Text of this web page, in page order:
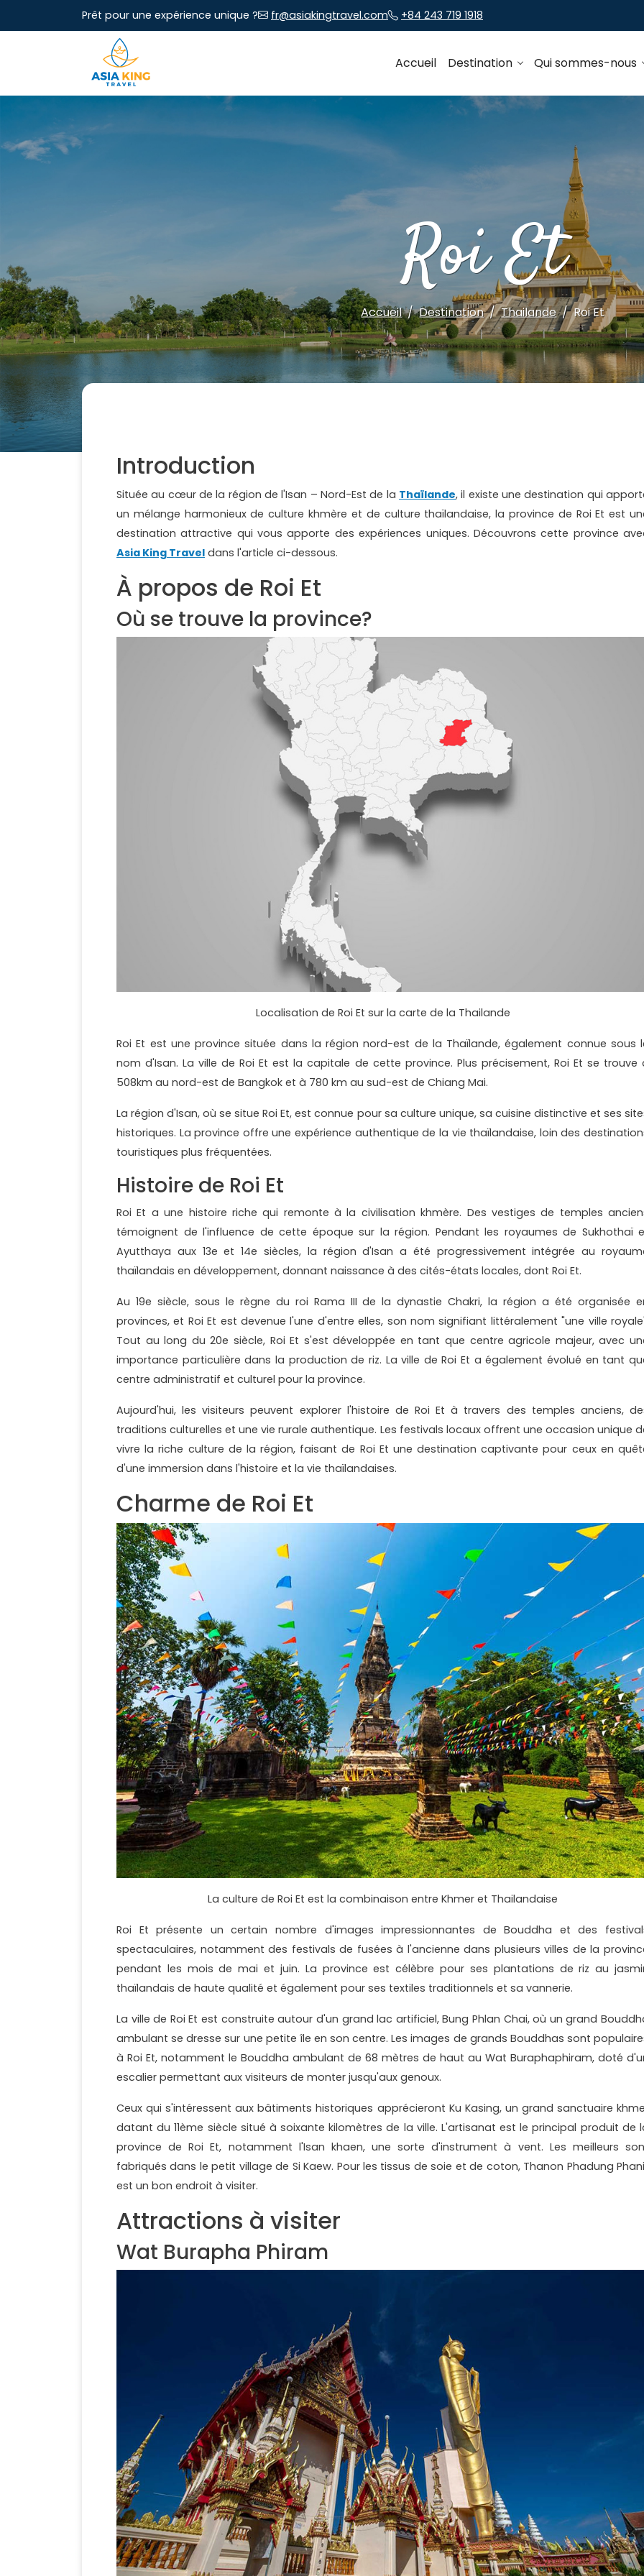
Prêt pour une expérience unique ? fr@asiakingtravel.com +84 243 719 1918
Accueil Destination Qui sommes-nous
Roi Et
Accueil Destination Thailande Roi Et
Introduction
Située au cœur de la région de l'Isan – Nord-Est de la Thaïlande, il existe une destination qui
un mélange harmonieux de culture khmère et de culture thaïlandaise, la province de Roi Et est
destination attractive qui vous apporte des expériences uniques. Découvrons cette province
Asia King Travel dans l'article ci-dessous.
À propos de Roi Et
Où se trouve la province?
Localisation de Roi Et sur la carte de la Thailande
Roi Et est une province située dans la région nord-est de la Thaïlande, également connue sous
nom d'Isan. La ville de Roi Et est la capitale de cette province. Plus précisement, Roi Et se trouve
508km au nord-est de Bangkok et à 780 km au sud-est de Chiang Mai.
La région d'Isan, où se situe Roi Et, est connue pour sa culture unique, sa cuisine distinctive et ses
historiques. La province offre une expérience authentique de la vie thaïlandaise, loin des
touristiques plus fréquentées.
Histoire de Roi Et
Roi Et a une histoire riche qui remonte à la civilisation khmère. Des vestiges de temples
témoignent de l'influence de cette époque sur la région. Pendant les royaumes de Sukhothaï
Ayutthaya aux 13e et 14e siècles, la région d'Isan a été progressivement intégrée au
thaïlandais en développement, donnant naissance à des cités-états locales, dont Roi Et.
Au 19e siècle, sous le règne du roi Rama III de la dynastie Chakri, la région a été organisée
provinces, et Roi Et est devenue l'une d'entre elles, son nom signifiant littéralement "une ville
Tout au long du 20e siècle, Roi Et s'est développée en tant que centre agricole majeur, avec
importance particulière dans la production de riz. La ville de Roi Et a également évolué en tant
centre administratif et culturel pour la province.
Aujourd'hui, les visiteurs peuvent explorer l'histoire de Roi Et à travers des temples anciens,
traditions culturelles et une vie rurale authentique. Les festivals locaux offrent une occasion unique
vivre la riche culture de la région, faisant de Roi Et une destination captivante pour ceux en
d'une immersion dans l'histoire et la vie thaïlandaises.
Charme de Roi Et
La culture de Roi Et est la combinaison entre Khmer et Thailandaise
Roi Et présente un certain nombre d'images impressionnantes de Bouddha et des
spectaculaires, notamment des festivals de fusées à l'ancienne dans plusieurs villes de la
pendant les mois de mai et juin. La province est célèbre pour ses plantations de riz au
thaïlandais de haute qualité et également pour ses textiles traditionnels et sa vannerie.
La ville de Roi Et est construite autour d'un grand lac artificiel, Bung Phlan Chai, où un grand
ambulant se dresse sur une petite île en son centre. Les images de grands Bouddhas sont
à Roi Et, notamment le Bouddha ambulant de 68 mètres de haut au Wat Buraphaphiram, doté
escalier permettant aux visiteurs de monter jusqu'aux genoux.
Ceux qui s'intéressent aux bâtiments historiques apprécieront Ku Kasing, un grand sanctuaire
datant du 11ème siècle situé à soixante kilomètres de la ville. L'artisanat est le principal produit de
province de Roi Et, notamment l'Isan khaen, une sorte d'instrument à vent. Les meilleurs
fabriqués dans le petit village de Si Kaew. Pour les tissus de soie et de coton, Thanon Phadung
est un bon endroit à visiter.
Attractions à visiter
Wat Burapha Phiram